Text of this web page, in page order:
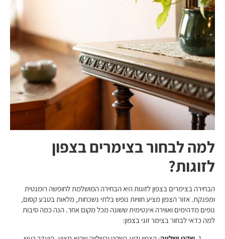
למה לבחור בצימרים בצפון
לזוגות?
הבחירה בצימרים בצפון לזוגות היא הבחירה המושלמת לחופשה רומנטית
ומפנקת. אזור הצפון מציע חוויות נופש בלתי נשכחות, מלאות בטבע קסום,
נופים מדהימים ואווירה אינטימית ששונה מכל מקום אחר. הנה כמה סיבות
למה כדאי לבחור בצימר זוגי בצפון: